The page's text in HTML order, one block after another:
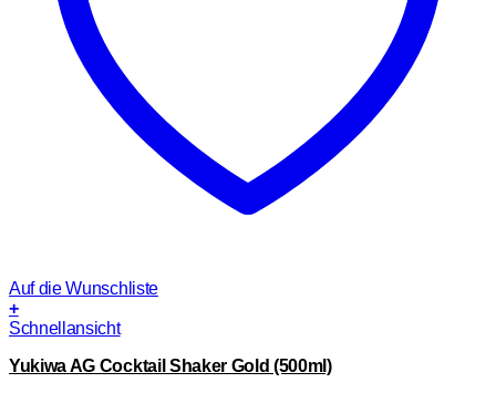
Auf die Wunschliste
+
Schnellansicht
Yukiwa AG Cocktail Shaker Gold (500ml)